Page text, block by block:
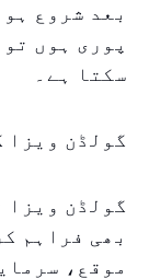
بعد شروع
پوری ہوں
سکتا ہے۔
گولڈن ویزا
گولڈن ویزا
بھی فراہم
موقع،